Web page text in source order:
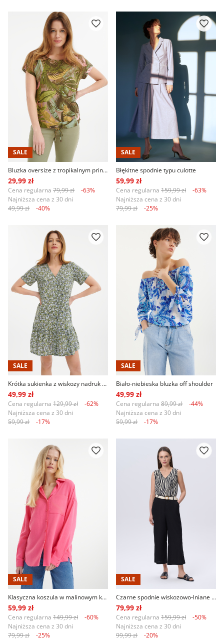
SALE
Bluzka oversize z tropikalnym printem
29,99 zł
Cena regularna 79,99 zł
-63%
Najniższa cena z 30 dni
49,99 zł
-40%
SALE
Błękitne spodnie typu culotte
59,99 zł
Cena regularna 159,99 zł
-63%
Najniższa cena z 30 dni
79,99 zł
-25%
SALE
Krótka sukienka z wiskozy nadruk w kwiaty
49,99 zł
Cena regularna 129,99 zł
-62%
Najniższa cena z 30 dni
59,99 zł
-17%
SALE
Biało-niebieska bluzka off shoulder
49,99 zł
Cena regularna 89,99 zł
-44%
Najniższa cena z 30 dni
59,99 zł
-17%
SALE
Klasyczna koszula w malinowym kolorze
59,99 zł
Cena regularna 149,99 zł
-60%
Najniższa cena z 30 dni
79,99 zł
-25%
SALE
Czarne spodnie wiskozowo-lniane typu culotte
79,99 zł
Cena regularna 159,99 zł
-50%
Najniższa cena z 30 dni
99,99 zł
-20%